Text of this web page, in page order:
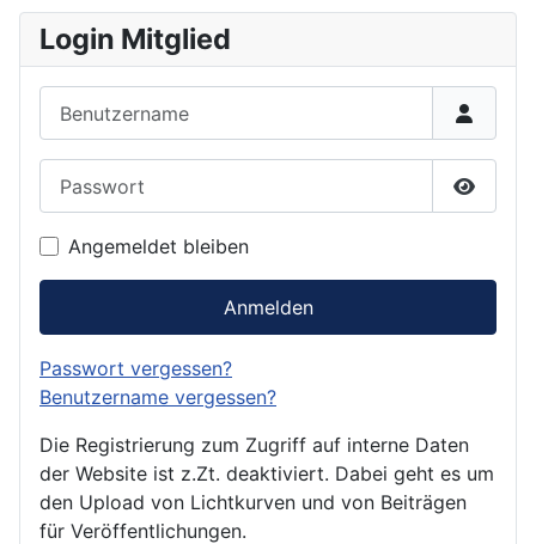
Login Mitglied
Angemeldet bleiben
Anmelden
Passwort vergessen?
Benutzername vergessen?
Die Registrierung zum Zugriff auf interne Daten
der Website ist z.Zt. deaktiviert. Dabei geht es um
den Upload von Lichtkurven und von Beiträgen
für Veröffentlichungen.